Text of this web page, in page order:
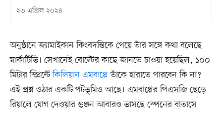
২৩ এপ্রিল ২০২৪
অনুষ্ঠানে জ্যামাইকান কিংবদন্তিকে পেয়ে তাঁর সঙ্গে কথা বলেছে
মার্কাটিভি। সেখানেই বোল্টের কাছে জানতে চাওয়া হয়েছিল, ১০০
মিটার স্প্রিন্টেকিলিয়ান এমবাপ্পেতাঁকে হারাতে পারবেন কি না?
এই প্রশ্ন ওঠার একটি পটভূমিও আছে। এমবাপ্পের পিএসজি ছেড়ে
রিয়ালে যোগ দেওয়ার গুঞ্জন আবারও ভাসছে স্পেনের বাতাসে